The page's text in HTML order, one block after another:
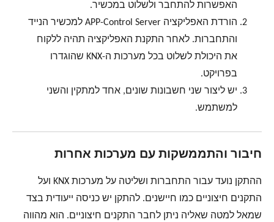
האפשרות להתחבר ולשלוט במכשיר.
הורדת האפליקציה APP-Control Server למכשיר הנייד
והתחברות. לאחר התקנת האפליקציה תהיה ללקוח
את היכולת לשלוט בכל מערכות ה-KNX שהוגדרו
בפרויקט.
יש ליצור שני חשבונות שונים, אחד למתקין והשני
למשתמש.
חיבור והתממשקות עם מערכות אחרות
ההתקן נועד עבור התחברות ושליטה על מערכות KNX ועל
התקנים חיצוניים כמו חיישנים. להתקן יש כניסה ייעודית בצד
שמאל למטה שאליה ניתן לחבר התקנים חיצוניים. הוא מהווה